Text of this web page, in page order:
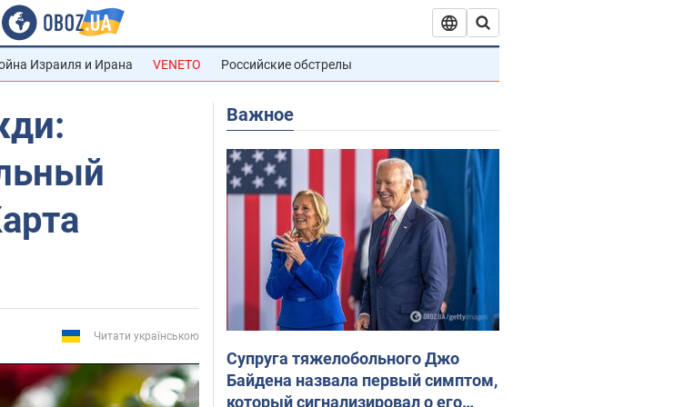
Израиля и Ирана VENETO Российские обстрелы
Читати українською
Важное
Супруга тяжелобольного Джо
Байдена назвала первый симптом,
который сигнализировал о его